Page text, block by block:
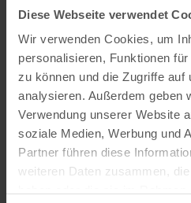
Diese Webseite verwendet
Wir verwenden Cookies, um
personalisieren, Funktionen
zu können und die Zugriffe auf
analysieren. Außerdem geben
Verwendung unserer Website
soziale Medien, Werbung und
Partner führen diese
weiteren Daten zusammen,